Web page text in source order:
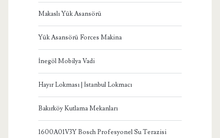
Makaslı Yük Asansörü
Yük Asansörü Forces Makina
İnegöl Mobilya Vadi
Hayır Lokması | İstanbul Lokmacı
Bakırköy Kutlama Mekanları
1600A01V3Y Bosch Profesyonel Su Terazisi